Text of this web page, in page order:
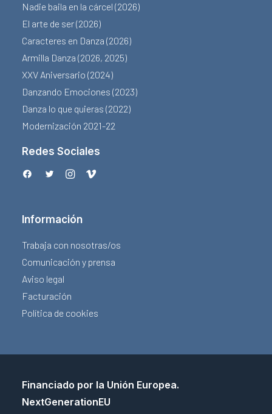
Nadie baila en la cárcel (2026)
El arte de ser (2026)
Caracteres en Danza (2026)
Armilla Danza (2026, 2025)
XXV Aniversario (2024)
Danzando Emociones (2023)
Danza lo que quieras (2022)
Modernización 2021-22
Redes Sociales
Información
Trabaja con nosotras/os
Comunicación y prensa
Aviso legal
Facturación
Política de cookies
Financiado por la Unión Europea.
NextGenerationEU